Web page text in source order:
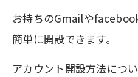
お持ちのGmailや
簡単に開設できます。
アカウント開設方法につ